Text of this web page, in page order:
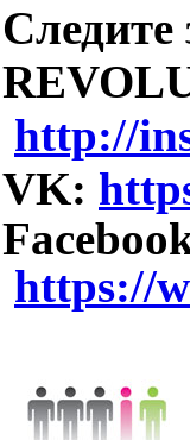
http://
VK:
https://